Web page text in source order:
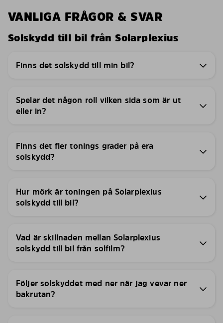
VANLIGA FRÅGOR & SVAR
Solskydd till bil från Solarplexius
Finns det solskydd till min bil?
Spelar det någon roll vilken sida som är ut
eller in?
Finns det fler tonings grader på era
solskydd?
Hur mörk är toningen på Solarplexius
solskydd till bil?
Vad är skillnaden mellan Solarplexius
solskydd till bil från solfilm?
Följer solskyddet med ner när jag vevar ner
bakrutan?